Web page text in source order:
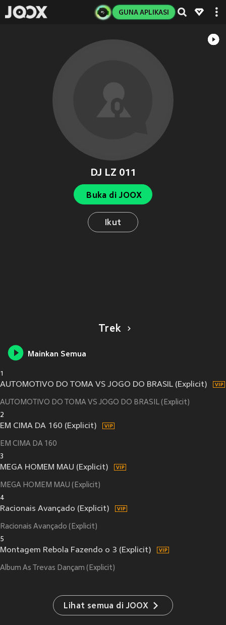
GUNA APLIKASI
DJ LZ 011
Buka di JOOX
Ikut
Trek
Mainkan Semua
1
AUTOMOTIVO DO TOMA VS JOGO DO BRASIL (Explicit)
AUTOMOTIVO DO TOMA VS JOGO DO BRASIL (Explicit)
2
EM CIMA DA 160 (Explicit)
EM CIMA DA 160
3
MEGA HOMEM MAU (Explicit)
MEGA HOMEM MAU (Explicit)
4
Racionais Avançado (Explicit)
Racionais Avançado (Explicit)
5
Montagem Rebola Fazendo o 3 (Explicit)
Album As Trevas Dançam (Explicit)
Lihat semua di JOOX